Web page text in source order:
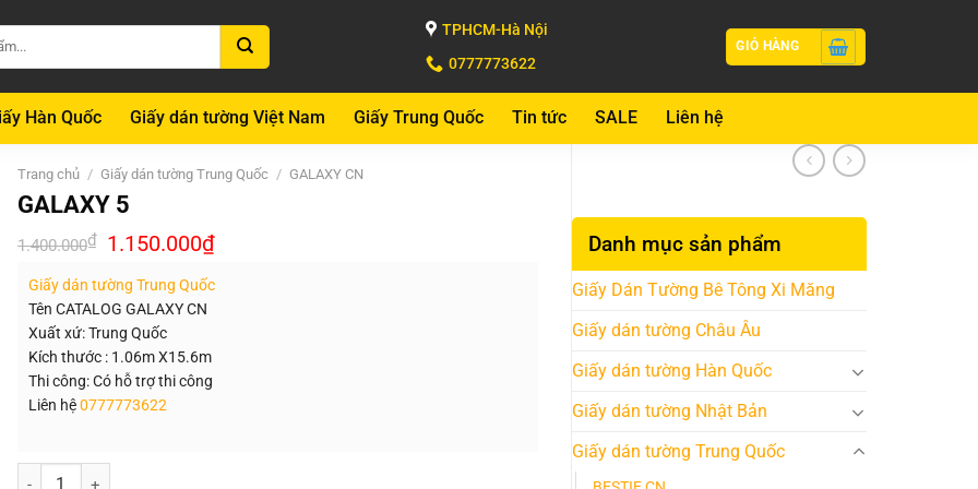
TPHCM-Hà Nội
0777773622
GIỎ HÀNG
Hàn Quốc Giấy dán tường Việt Nam Giấy Trung Quốc Tin tức SALE Liên hệ
Danh mục sản phẩm
Giấy Dán Tường Bê Tông Xi Măng
Giấy dán tường Châu Âu
Giấy dán tường Hàn Quốc
Giấy dán tường Nhật Bản
Giấy dán tường Trung Quốc
Trang chủ / Giấy dán tường Trung Quốc / GALAXY CN
GALAXY 5
1.400.000₫ Giá
gốc
1.400.000₫.
1.150.000₫Giá
hiện
là:
Giấy dán tường Trung Quốc
Tên CATALOG GALAXY CN
Xuất xứ: Trung Quốc
Kích thước : 1.06m X15.6m
Thi công: Có hỗ trợ thi công
Liên hệ0777773622
Số lượng